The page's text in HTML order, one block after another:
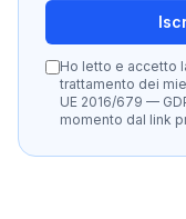
Ho letto e accetto
trattamento dei
UE 2016/679 —
momento dal link